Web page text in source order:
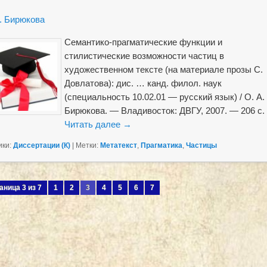
Бирюкова
Семантико-прагматические функции и
стилистические возможности частиц в
художественном тексте (на материале прозы С.
Довлатова): дис. … канд. филол. наук
(специальность 10.02.01 — русский язык) / О. А.
Бирюкова. — Владивосток: ДВГУ, 2007. — 206 с.
Читать далее →
Диссертации (К) Метки: Метатекст, Прагматика, Частицы
3 из 7 1 2 3 4 5 6 7